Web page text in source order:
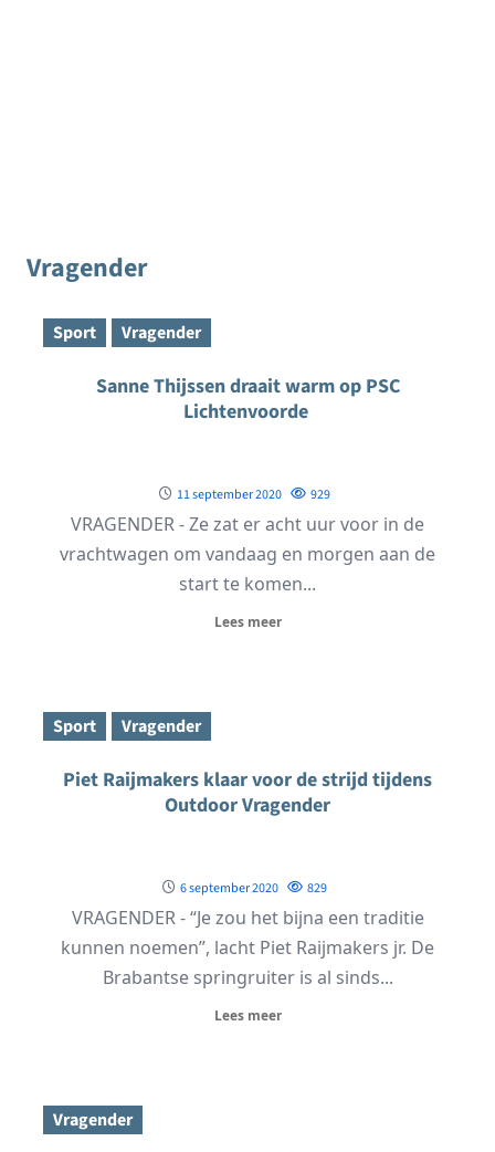
Vragender
Sport Vragender
Sanne Thijssen draait warm op PSC
Lichtenvoorde
11 september 2020 929
VRAGENDER - Ze zat er acht uur voor in de
vrachtwagen om vandaag en morgen aan de
start te komen...
Lees meer
Sport Vragender
Piet Raijmakers klaar voor de strijd tijdens
Outdoor Vragender
6 september 2020 829
VRAGENDER - “Je zou het bijna een traditie
kunnen noemen”, lacht Piet Raijmakers jr. De
Brabantse springruiter is al sinds...
Lees meer
Vragender